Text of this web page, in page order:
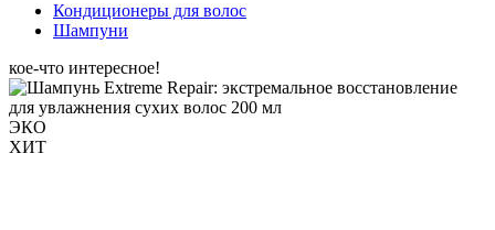
Кондиционеры для волос
Шампуни
кое-что интересное!
ЭКО
ХИТ